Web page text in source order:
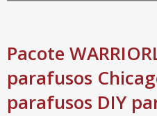
Pacote
parafusos
parafusos DIY